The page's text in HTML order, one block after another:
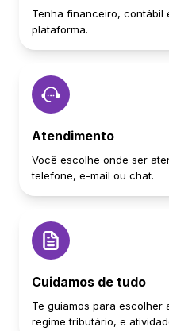
Tenha financeiro, contábil
plataforma.
Atendimento
Você escolhe onde ser
telefone, e-mail ou chat.
Cuidamos de tudo
Te guiamos para escolher
regime tributário, e